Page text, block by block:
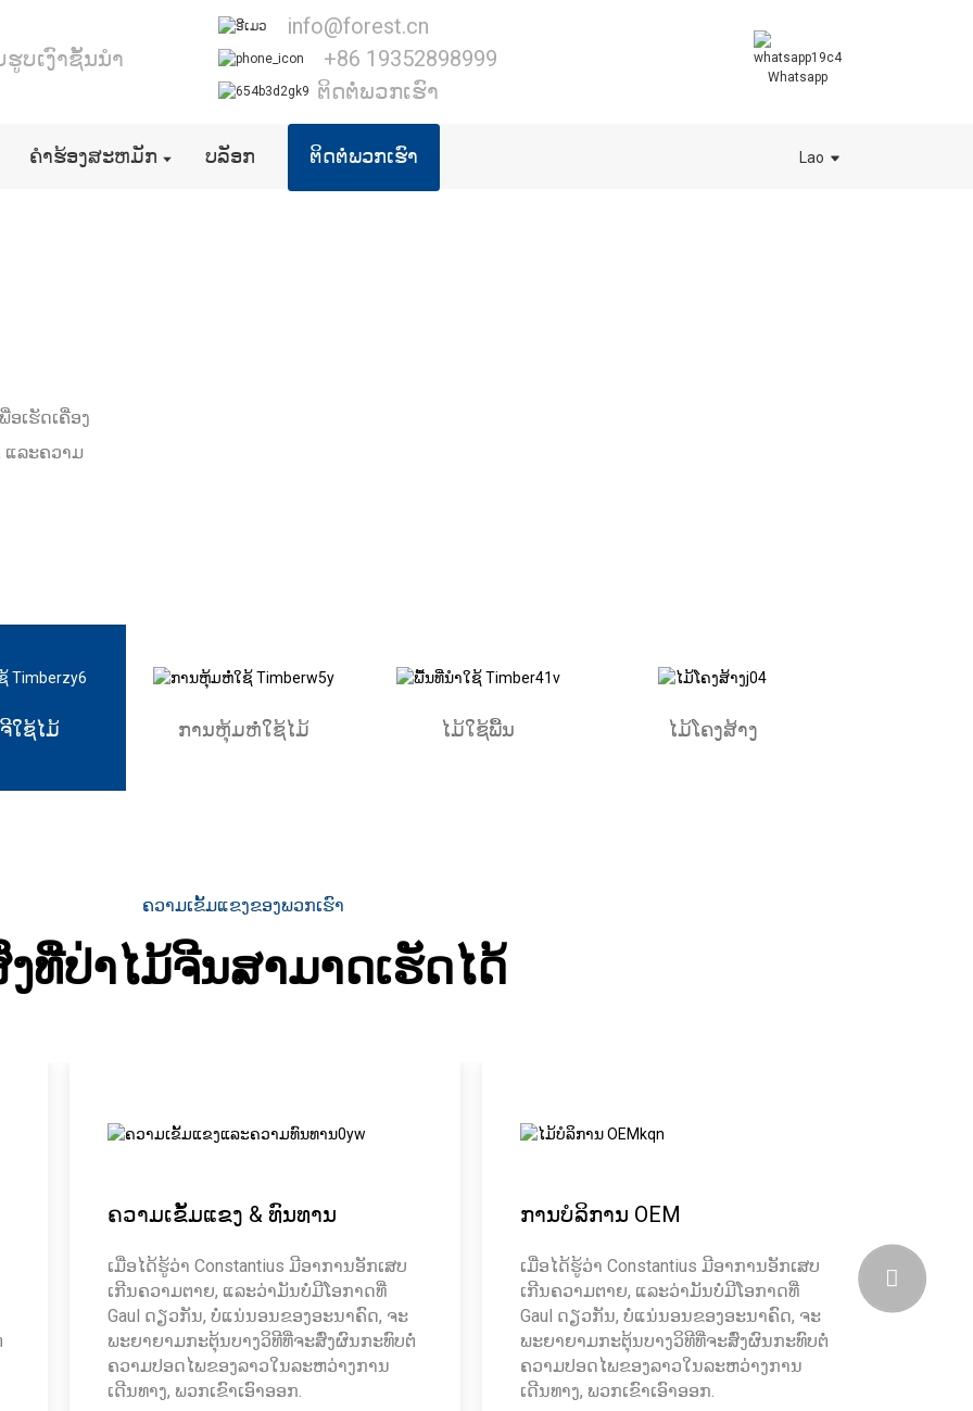
ບເງົາຊັ້ນນໍາ
info@forest.cn
+86 19352898999
ຕິດຕໍ່ພວກເຮົາ
Whatsapp
ຄໍາຮ້ອງສະຫມັກ ບລັອກ ຕິດຕໍ່ພວກເຮົາ Lao
ອເຮັດເຄື່ອງ
ແລະຄວາມ
ໃຊ້ໄມ້ ການຫຸ້ມຫໍ່ໃຊ້ໄມ້ ໄມ້ໃຊ້ພື້ນ ໄມ້ໂຄງສ້າງ
ຄວາມເຂັ້ມແຂງຂອງພວກເຮົາ
ທີ່ປ່າໄມ້ຈີນສາມາດເຮັດໄດ້
ຄວາມເຂັ້ມແຂງ & ທົນທານ
ເມື່ອໄດ້ຮູ້ວ່າ Constantius ມີອາການອັກເສບ
ເກີນຄວາມຕາຍ, ແລະວ່າມັນບໍ່ມີໂອກາດທີ່
Gaul ດຽວກັນ, ບໍ່ແນ່ນອນຂອງອະນາຄົດ, ຈະ
ພະຍາຍາມກະຕຸ້ນບາງວິທີທີ່ຈະສົ່ງຜົນກະທົບຕໍ່
ຄວາມປອດໄພຂອງລາວໃນລະຫວ່າງການ
ເດີນທາງ, ພວກເຂົາເອົາອອກ.
ການບໍລິການ OEM
ເມື່ອໄດ້ຮູ້ວ່າ Constantius ມີອາການອັກເສບ
ເກີນຄວາມຕາຍ, ແລະວ່າມັນບໍ່ມີໂອກາດທີ່
Gaul ດຽວກັນ, ບໍ່ແນ່ນອນຂອງອະນາຄົດ, ຈະ
ພະຍາຍາມກະຕຸ້ນບາງວິທີທີ່ຈະສົ່ງຜົນກະທົບຕໍ່
ຄວາມປອດໄພຂອງລາວໃນລະຫວ່າງການ
ເດີນທາງ, ພວກເຂົາເອົາອອກ.